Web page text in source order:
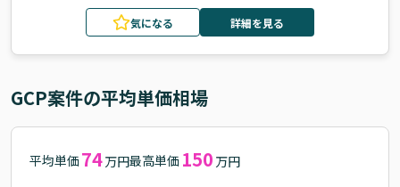
気になる 詳細を見る
GCP案件の平均単価相場
平均単価 74万円最高単価 150 万円